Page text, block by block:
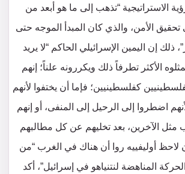
الاستراتيجية “تذهب إلى ما هو أبعد من
الأمن، والذي كان المبدأ الموجه حتى
ذلك إن اليمين الإسرائيلي الحاكم “لا يريد
الأكثر تطرفاً ذلك ويكررونه علناً؛ إنهم
كفلسطينيين؛ فإما أن يختفوا لأنهم
اضطروا إلى الرحيل إلى المنفى، أو إنهم
الآخرين، بعد تخليهم عن كل مطالبهم
لاحظ أوليفييه روا أن هناك في الغرب “من
المناهضة لنتنياهو في إسرائيل”، أكد